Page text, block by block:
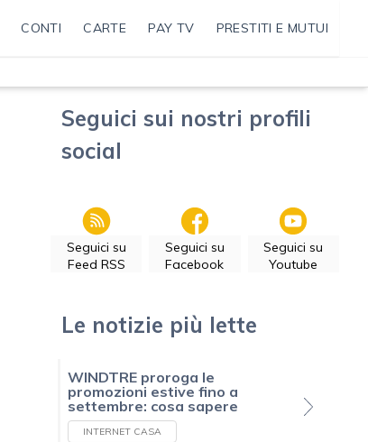
CONTI CARTE PAY TV PRESTITI E MUTUI
Seguici sui nostri profili
social
Seguici su
Feed RSS
Seguici su
Facebook
Seguici su
Youtube
Le notizie più lette
WINDTRE proroga le
promozioni estive fino a
settembre: cosa sapere
INTERNET CASA